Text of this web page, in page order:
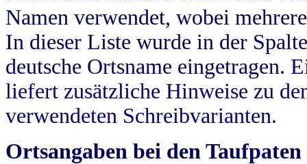
Namen verwendet, wobei
In dieser Liste wurde in der
deutsche Ortsname eingetragen.
liefert zusätzliche Hinweise zu
verwendeten Schreibvarianten.
Ortsangaben bei den Taufpaten